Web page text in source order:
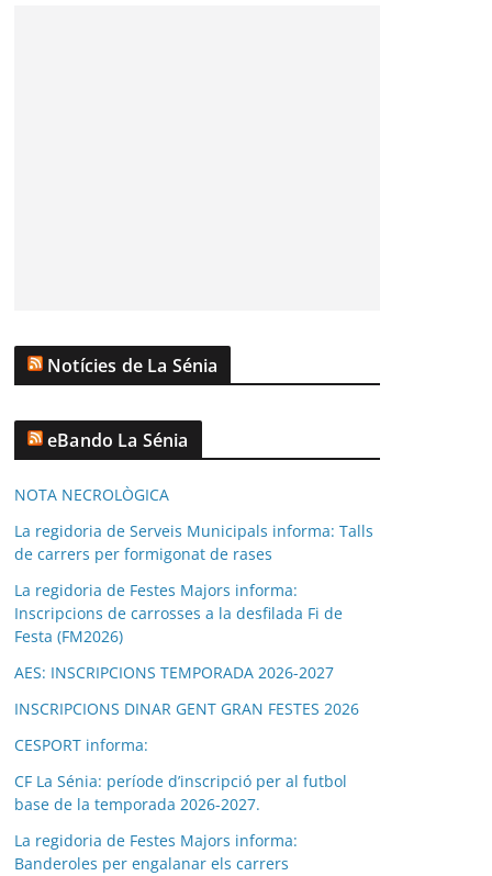
Notícies de La Sénia
eBando La Sénia
NOTA NECROLÒGICA
La regidoria de Serveis Municipals informa: Talls
de carrers per formigonat de rases
La regidoria de Festes Majors informa:
Inscripcions de carrosses a la desfilada Fi de
Festa (FM2026)
AES: INSCRIPCIONS TEMPORADA 2026-2027
INSCRIPCIONS DINAR GENT GRAN FESTES 2026
CESPORT informa:
CF La Sénia: període d’inscripció per al futbol
base de la temporada 2026-2027.
La regidoria de Festes Majors informa:
Banderoles per engalanar els carrers